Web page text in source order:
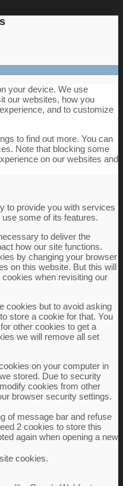
egyházközségünk
your device. We use
our websites, how you
and to customize
to find out more. You can
Note that blocking some
on our websites and
to provide you with services
some of its features.
to deliver the
how our site functions.
by changing your browser
on this website. But this will
when revisiting our
cookies but to avoid asking
store a cookie for that. You
other cookies to get a
we will remove all set
on your computer in
stored. Due to security
cookies from other
browser security settings.
of message bar and refuse
2 cookies to store this
again when opening a new
cookies.